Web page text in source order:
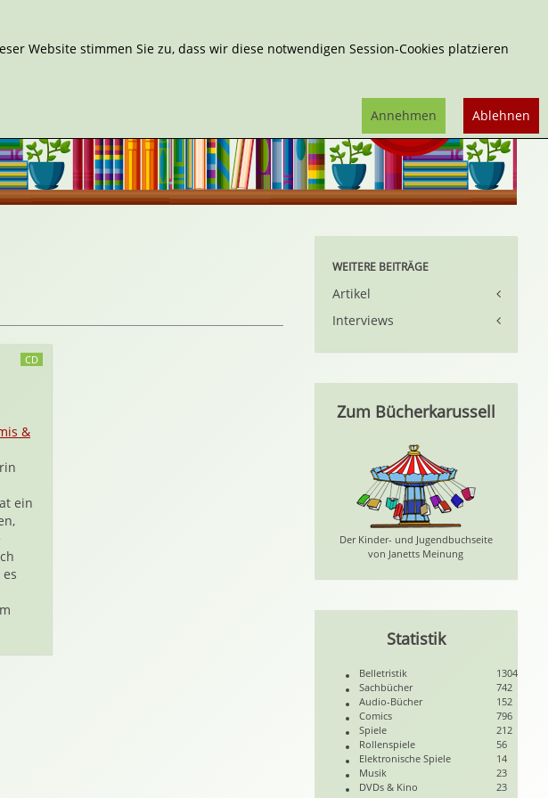
CD
&
ein
WEITERE BEITRÄGE
Artikel
Interviews
Zum Bücherkarussell
Der Kinder- und Jugendbuchseite
von Janetts Meinung
Statistik
Belletristik
1304
Sachbücher
742
Audio-Bücher
152
Comics
796
Spiele
212
Rollenspiele
56
Elektronische Spiele
14
Musik
23
DVDs & Kino
23
Website stimmen Sie zu, dass wir diese notwendigen Session-Cookies platzieren
Ablehnen
Annehmen